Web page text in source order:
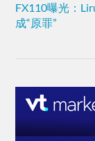
FX110曝光：
成“原罪”